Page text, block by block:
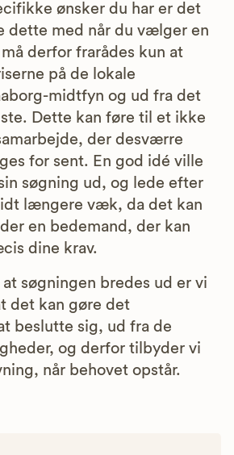
ønsker du har er det
med når du vælger en
derfor frarådes kun at
på de lokale
midtfyn og ud fra det
Dette kan føre til et ikke
der desværre
for sent. En god idé ville
søgning ud, og lede efter
længere væk, da det kan
en bedemand, der kan
dine krav.
søgningen bredes ud er vi
det kan gøre det
beslutte sig, ud fra de
og derfor tilbyder vi
når behovet opstår.